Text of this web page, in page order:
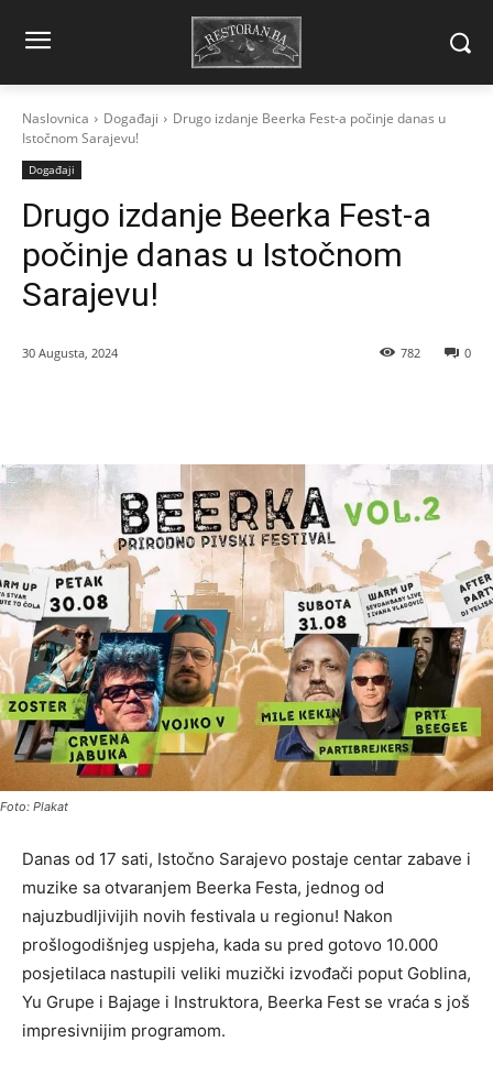
Naslovnica Događaji
Drugo izdanje Beerka Fest-a počinje danas u
Istočnom Sarajevu!
Događaji
Drugo izdanje Beerka Fest-a
počinje danas u Istočnom
Sarajevu!
30 Augusta, 2024 0
782
Foto: Plakat
Danas od 17 sati, Istočno Sarajevo postaje centar zabave i
muzike sa otvaranjem Beerka Festa, jednog od
najuzbudljivijih novih festivala u regionu! Nakon
prošlogodišnjeg uspjeha, kada su pred gotovo 10.000
posjetilaca nastupili veliki muzički izvođači poput Goblina,
Yu Grupe i Bajage i Instruktora, Beerka Fest se vraća s još
impresivnijim programom.